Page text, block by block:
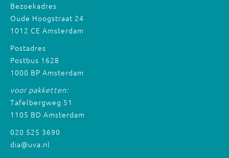
Bezoekadres
Oude Hoogstraat 24
1012 CE Amsterdam
Postadres
Postbus 1628
1000 BP Amsterdam
voor pakketten:
Tafelbergweg 51
1105 BD Amsterdam
020 525 3690
dia@uva.nl